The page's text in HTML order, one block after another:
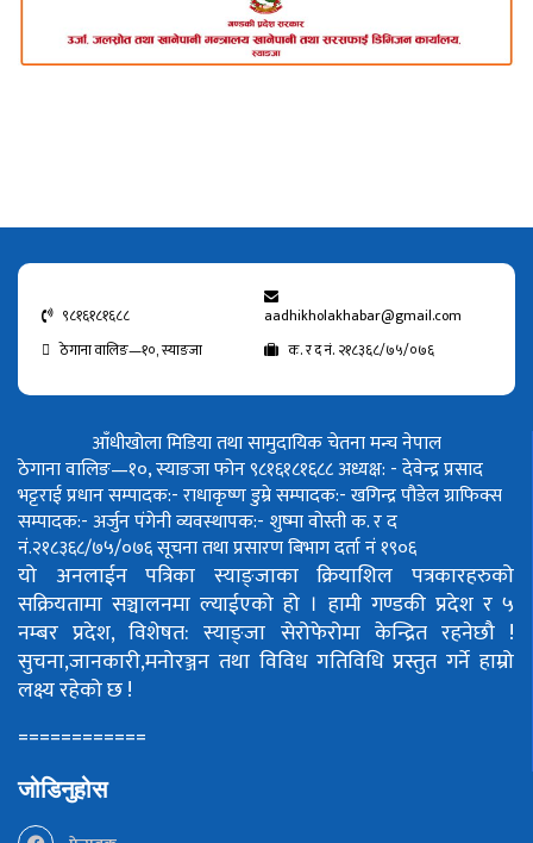
९८१६१८१६८८
aadhikholakhabar@gmail.com
ठेगाना वालिङ—१०, स्याङजा
क. र द नं. २१८३६८/७५/०७६
आँधीखोला मिडिया तथा सामुदायिक चेतना मन्च नेपाल
ठेगाना वालिङ—१०, स्याङजा फोन ९८१६१८१६८८अध्यक्ष: - देवेन्द्र प्रसाद
भट्टराईप्रधान सम्पादक:- राधाकृष्ण डुम्रेसम्पादक:- खगिन्द्र पौडेलग्राफिक्स
सम्पादक:- अर्जुन पंगेनीव्यवस्थापक:- शुष्मा वोस्तीक. र द
नं.२१८३६८/७५/०७६सूचना तथा प्रसारण बिभाग दर्ता नं १९०६
यो अनलाईन पत्रिका स्याङ्जाका क्रियाशिल पत्रकारहरुको
सक्रियतामा सञ्चालनमा ल्याईएको हो । हामी गण्डकी प्रदेश र ५
नम्बर प्रदेश, विशेषत: स्याङ्जा सेरोफेरोमा केन्द्रित रहनेछौ !
सुचना,जानकारी,मनोरञ्जन तथा विविध गतिविधि प्रस्तुत गर्ने हाम्रो
लक्ष्य रहेको छ !
============
जोडिनुहोस